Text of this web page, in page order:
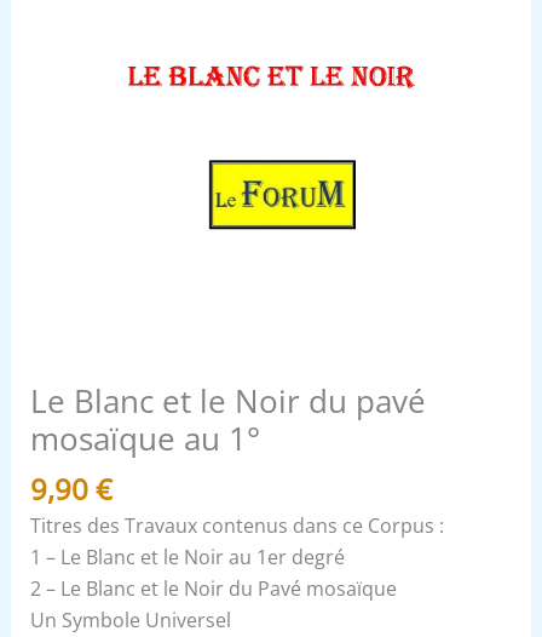
Le Blanc et le Noir du pavé
mosaïque au 1°
9,90€
Titres des Travaux contenus dans ce Corpus :
1 – Le Blanc et le Noir au 1er degré
2 – Le Blanc et le Noir du Pavé mosaïque
Un Symbole Universel